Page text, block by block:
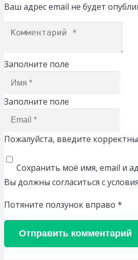
Ваш адрес email не будет
Заполните поле
Заполните поле
Пожалуйста, введите
Сохранить моё имя, email и
Вы должны согласиться с
Потяните ползунок вправо *
Отправить комментарий